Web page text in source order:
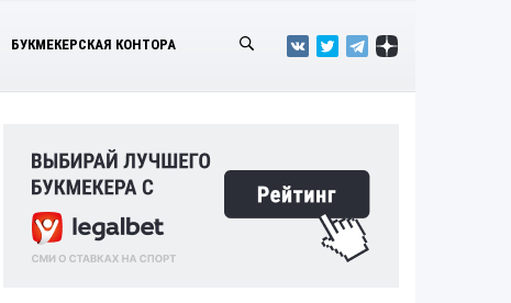
БУКМЕКЕРСКАЯ КОНТОРА